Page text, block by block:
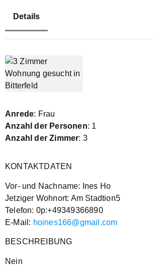
Details
Anrede: Frau
Anzahl der Personen: 1
Anzahl der Zimmer: 3
KONTAKTDATEN
Vor- und Nachname: Ines Ho
Jetziger Wohnort: Am Stadtion5
Telefon: 0p:+49349366890
E-Mail: hoines166@gmail.com
BESCHREIBUNG
Nein